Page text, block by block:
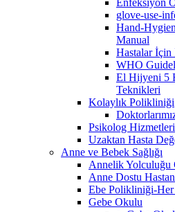
glove-use-
Hand-
Manual
Hastalar
WHO
El Hijyeni 5
Teknikleri
Kolaylık Polikliniği
Psikolog Hizmetleri
Uzaktan Hasta
Anne ve Bebek Sağlığı
Annelik Yolculuğu
Anne Dostu
Ebe Polikliniği-
Gebe Okulu